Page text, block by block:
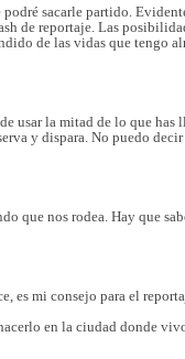
sacarle partido.
de reportaje. Las
de las vidas que tengo
usar la mitad de lo que has
y dispara. No puedo decir
que nos rodea. Hay que
es mi consejo para el
en la ciudad donde